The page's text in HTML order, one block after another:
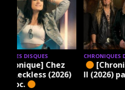
CHRONIQUES DISQUES
[Chronique] Lalu – A
Mythmaker’s Demise
(2026) par le Doc.